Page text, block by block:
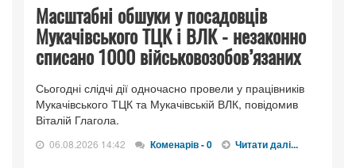
Масштабні обшуки у посадовців
Мукачівського ТЦК і ВЛК - незаконно
списано 1000 військовозобов’язаних
Сьогодні слідчі дії одночасно провели у працівників
Мукачівського ТЦК та Мукачівській ВЛК, повідомив
Віталій Глагола.
06.08.2026 14:42 Коменарів - 0 Читати далі...